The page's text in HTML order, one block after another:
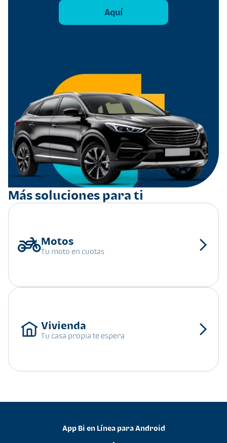
Aquí
Más soluciones para ti
Tu moto en cuotas
Tu casa propia te espera
App Bi en Línea para Android